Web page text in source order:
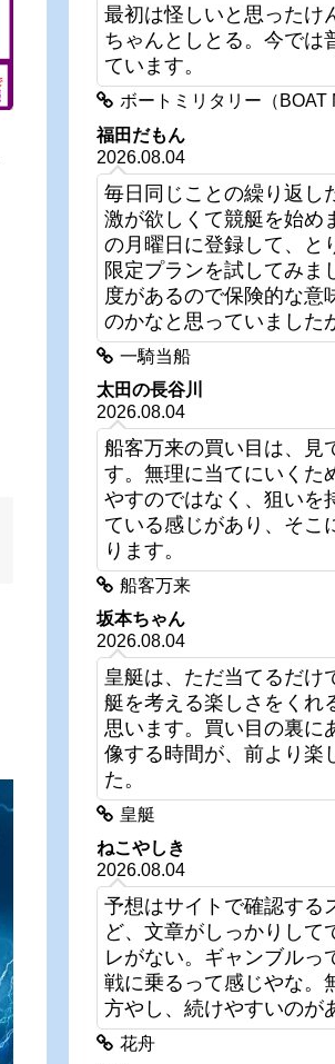
最初は怪しいと思ったけ
ちゃんとしとる。今では
ています。
ボートミリタリー（BOAT
福田だもん
2026.08.04
毎日同じことの繰り返し
激が欲しくて競艇を始め
の月曜日に登録して、と
限定プランを試してみま
度があるので保険的な意
のかなと思っていました
一騎当船
太田の長谷川
2026.08.04
船客万来の買い目は、見
す。無理に当てにいくた
やすのではなく、狙いを
ている感じがあり、そこ
ります。
船客万来
坂本ちゃん
2026.08.04
皇艇は、ただ当てるだけ
艇を考える楽しさをくれ
思います。買い目の裏に
像する時間が、前より楽
た。
皇艇
ねこやしき
2026.08.04
予想はサイトで確認する
ど、文章がしっかりして
レがない。ギャンブルっ
戦に乗るって感じやな。
方やし、続けやすいのが
花舟